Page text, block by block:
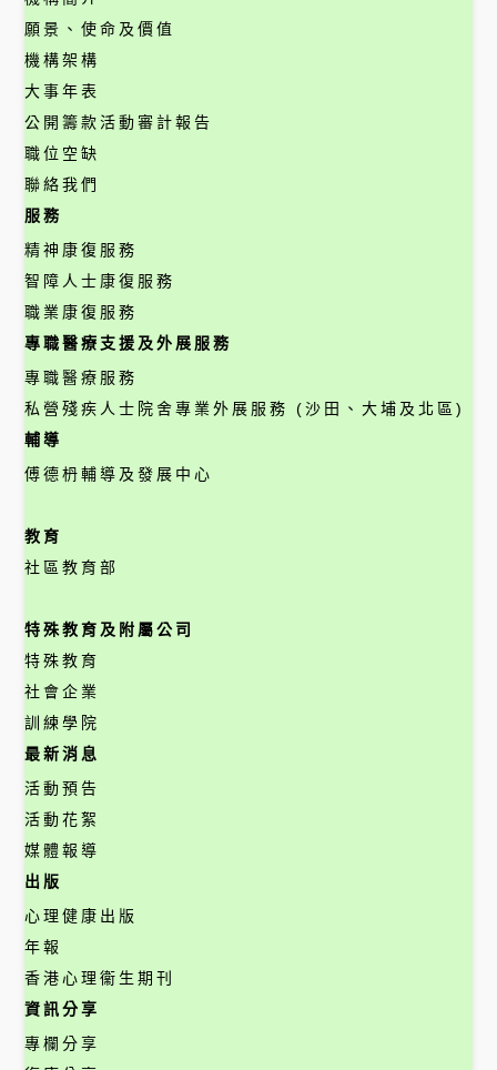
願景、使命及價值
機構架構
大事年表
公開籌款活動審計報告
職位空缺
聯絡我們
服務
精神康復服務
智障人士康復服務
職業康復服務
專職醫療支援及外展服務
專職醫療服務
私營殘疾人士院舍專業外展服務 (沙田、大埔及北區)
輔導
傅德枬輔導及發展中心
教育
社區教育部
特殊教育及附屬公司
特殊教育
社會企業
訓練學院
最新消息
活動預告
活動花絮
媒體報導
出版
心理健康出版
年報
香港心理衞生期刊
資訊分享
專欄分享